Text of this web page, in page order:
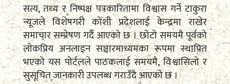
सत्य, तथ्य र निष्पक्ष पत्रकारितामा विश्वास गर्ने टाकुरा
न्यूजले विशेषगरी कोशी प्रदेशलाई केन्द्रमा राखेर
समाचार सम्प्रेषण गर्दै आएको छ । छोटो समयमै पूर्वको
लोकप्रिय अनलाइन सञ्चारमाध्यमका रूपमा स्थापित
भएको यस पोर्टलले पाठकलाई समयमै, विश्वासिलो र
सुसूचित जानकारी उपलब्ध गराउँदै आएको छ ।